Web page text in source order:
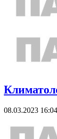
08.03.2023 16:04